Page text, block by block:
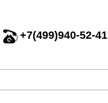
+7(499)940-52-41